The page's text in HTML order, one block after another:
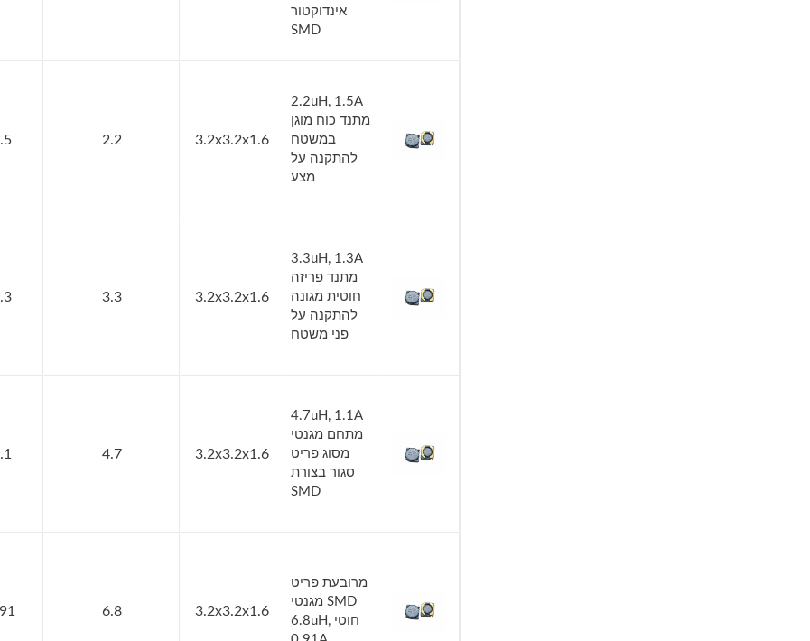
אינדוקטור
SMD
2.2uH, 1.5A
מתנד כוח מוגן
במשטח
להתקנה על
מצע
3.2x3.2x1.6
2.2
3.3uH, 1.3A
מתנד פריזה
חוטית מגונה
להתקנה על
פני משטח
3.2x3.2x1.6
3.3
4.7uH, 1.1A
מתחם מגנטי
מסוג פריט
סגור בצורת
SMD
3.2x3.2x1.6
4.7
מרובעת פריט
SMD מגנטי
חוטי 6.8uH,
3.2x3.2x1.6
6.8